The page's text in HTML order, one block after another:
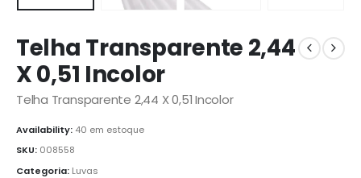
Telha Transparente 2,44
X 0,51 Incolor
Telha Transparente 2,44 X 0,51 Incolor
Availability: 40 em estoque
SKU: 008558
Categoria: Luvas